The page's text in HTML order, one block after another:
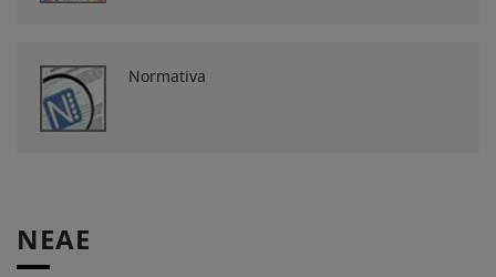
Normativa
NEAE